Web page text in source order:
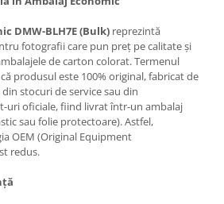
DMW-BLH7E (Bulk) reprezintă
fotografii care pun preț pe calitate și
de carton colorat. Termenul
produsul este 100% original, fabricat de
stocuri de service sau din
uri oficiale, fiind livrat într-un ambalaj
sau folie protectoare). Astfel,
OEM (Original Equipment
redus.